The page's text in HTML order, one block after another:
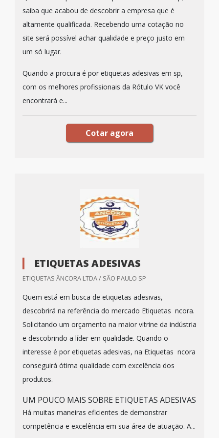
saiba que acabou de descobrir a empresa que é
altamente qualificada. Recebendo uma cotação no
site será possível achar qualidade e preço justo em
um só lugar.
Quando a procura é por etiquetas adesivas em sp,
com os melhores profissionais da Rótulo VK você
encontrará e...
Cotar agora
ETIQUETAS ADESIVAS
ETIQUETAS ÂNCORA LTDA / SÃO PAULO SP
Quem está em busca de etiquetas adesivas,
descobrirá na referência do mercado Etiquetas ncora.
Solicitando um orçamento na maior vitrine da indústria
e descobrindo a líder em qualidade. Quando o
interesse é por etiquetas adesivas, na Etiquetas ncora
conseguirá ótima qualidade com excelência dos
produtos.
UM POUCO MAIS SOBRE ETIQUETAS ADESIVAS
Há muitas maneiras eficientes de demonstrar
competência e excelência em sua área de atuação. A...